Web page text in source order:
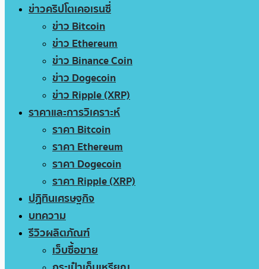
ข่าวคริปโตเคอเรนซี่
ข่าว Bitcoin
ข่าว Ethereum
ข่าว Binance Coin
ข่าว Dogecoin
ข่าว Ripple (XRP)
ราคาและการวิเคราะห์
ราคา Bitcoin
ราคา Ethereum
ราคา Dogecoin
ราคา Ripple (XRP)
ปฏิทินเศรษฐกิจ
บทความ
รีวิวผลิตภัณฑ์
เว็บซื้อขาย